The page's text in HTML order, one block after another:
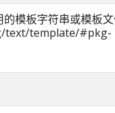
板字符串或模板文
text/template/#pkg-